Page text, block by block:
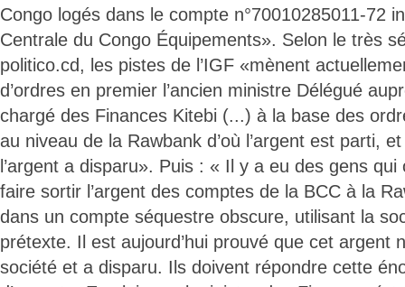
Congo logés dans le compte n°70010285011-72
Centrale du Congo Équipements». Selon le très
politico.cd, les pistes de l’IGF «mènent
d’ordres en premier l’ancien ministre Délégué
chargé des Finances Kitebi (...) à la base des
au niveau de la Rawbank d’où l’argent est parti,
l’argent a disparu». Puis : « Il y a eu des gens
faire sortir l’argent des comptes de la BCC à la
dans un compte séquestre obscure, utilisant la
prétexte. Il est aujourd’hui prouvé que cet argent
société et a disparu. Ils doivent répondre cette